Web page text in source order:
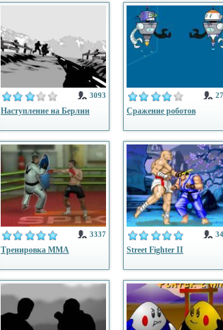
3093
Наступление на Берлин Сражение роботов
3337
Тренировка ММА Street Fighter II